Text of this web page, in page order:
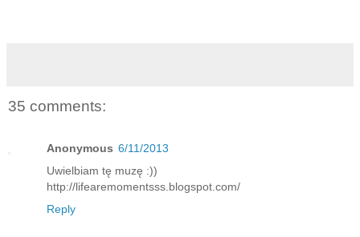
35 comments:
Anonymous 6/11/2013
Uwielbiam tę muzę :))
http://lifearemomentsss.blogspot.com/
Reply